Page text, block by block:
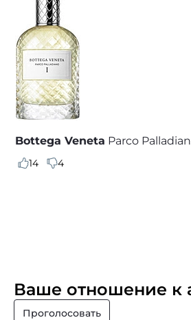
Bottega Veneta Parco
14 4
Ваше отношение к
Проголосовать